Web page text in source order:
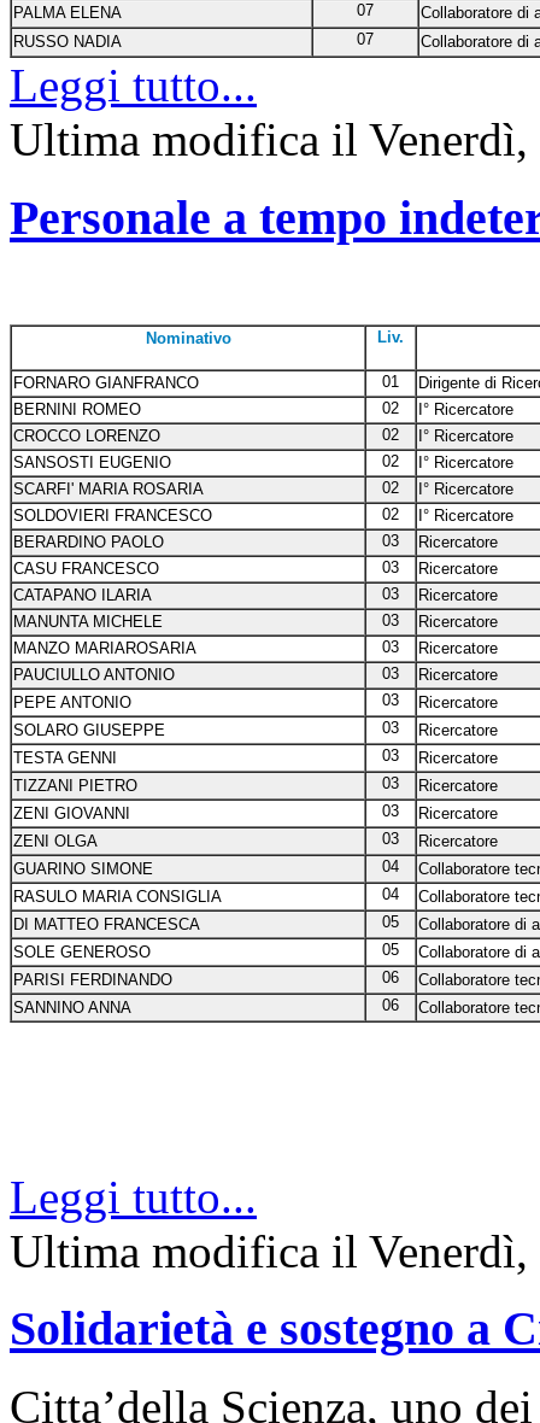
PALMA ELENA
07
Collaboratore di
RUSSO NADIA
07 Collaboratore di
Leggi tutto...
Ultima modifica il
Personale a tempo
Nominativo Liv.
FORNARO GIANFRANCO 01
Dirigente di
BERNINI ROMEO
02
I° Ricercatore
CROCCO LORENZO
02
I° Ricercatore
SANSOSTI EUGENIO
02
I° Ricercatore
SCARFI' MARIA ROSARIA
02
I° Ricercatore
SOLDOVIERI FRANCESCO
02
I° Ricercatore
BERARDINO PAOLO
03
Ricercatore
CASU FRANCESCO
03
Ricercatore
CATAPANO ILARIA
03
Ricercatore
MANUNTA MICHELE
03
Ricercatore
MANZO MARIAROSARIA
03
Ricercatore
PAUCIULLO ANTONIO
03
Ricercatore
PEPE ANTONIO
03
Ricercatore
SOLARO GIUSEPPE
03
Ricercatore
TESTA GENNI
03
Ricercatore
TIZZANI PIETRO
03
Ricercatore
ZENI GIOVANNI
03
Ricercatore
ZENI OLGA
03
Ricercatore
GUARINO SIMONE
04
Collaboratore
RASULO MARIA CONSIGLIA
04
Collaboratore
DI MATTEO FRANCESCA
05
Collaboratore di
SOLE GENEROSO
05
Collaboratore di
PARISI FERDINANDO
06
Collaboratore
SANNINO ANNA
06 Collaboratore
Leggi tutto...
Ultima modifica il
Solidarietà e sostegno a
Citta’della Scienza, uno